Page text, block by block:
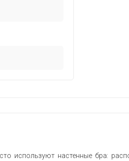
используют настенные бра: